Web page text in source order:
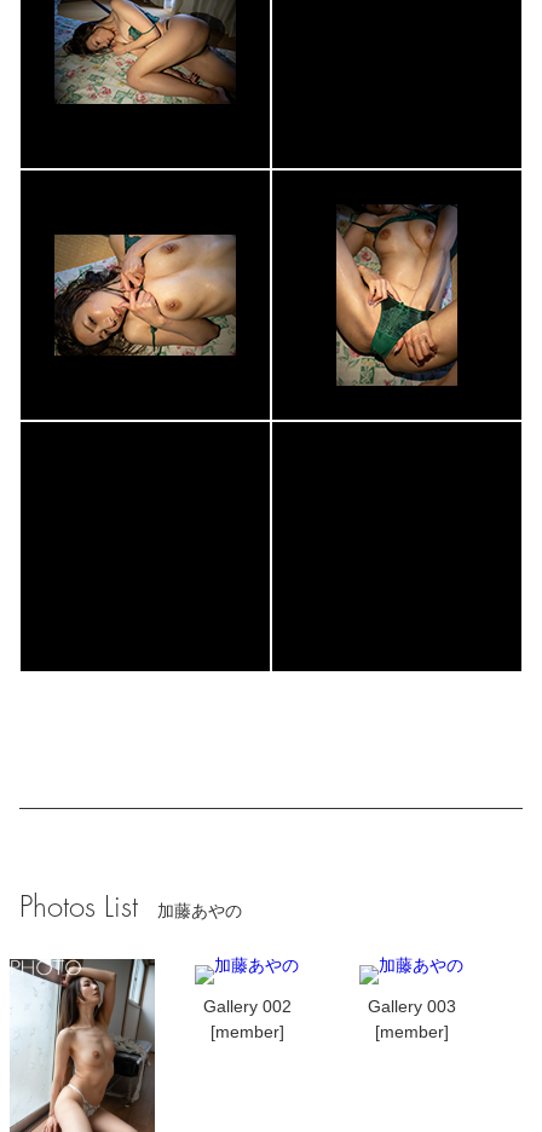
Photos List 加藤あやの
Gallery 002
[member]
Gallery 003
[member]